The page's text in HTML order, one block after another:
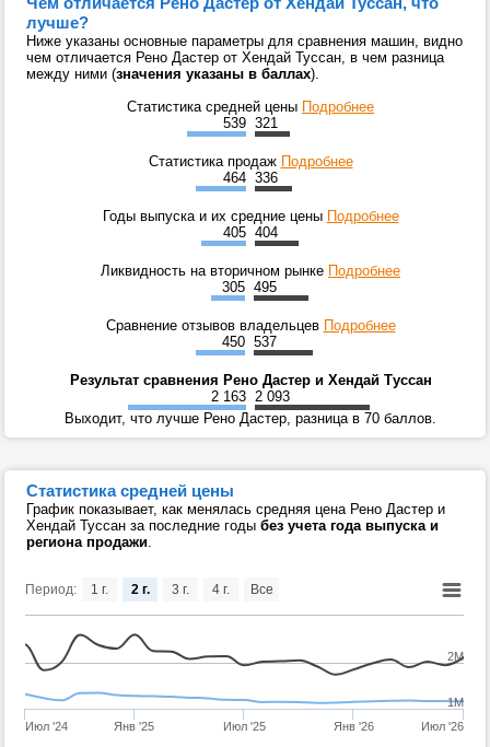
лучше?
Ниже указаны основные параметры для сравнения машин, видно
чем отличается Рено Дастер от Хендай Туссан, в чем разница
между ними (значения указаны в баллах).
Статистика средней цены Подробнее
539 321
Статистика продаж Подробнее
464 336
Годы выпуска и их средние цены Подробнее
405 404
Ликвидность на вторичном рынке Подробнее
305 495
Сравнение отзывов владельцев Подробнее
450 537
Результат сравнения Рено Дастер и Хендай Туссан
2 163 2 093
Выходит, что лучше Рено Дастер, разница в 70 баллов.
Статистика средней цены
График показывает, как менялась средняя цена Рено Дастер и
Хендай Туссан за последние годы без учета года выпуска и
региона продажи
Период:
Июл '24 Янв '25 Июл '25 Янв '26 Июл '26
1M
2M
1 г. 2 г. 3 г. 4 г. Все